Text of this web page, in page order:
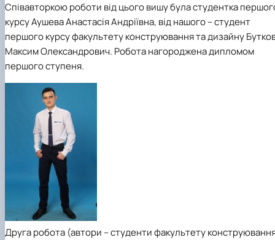
Співавторкою роботи від цього вишу була студентка
курсу Аушева Анастасія Андріївна, від нашого – студент
першого курсу факультету конструювання та дизайну
Максим Олександрович. Робота нагороджена дипломом
першого ступеня.
Друга робота (автори – студенти факультету